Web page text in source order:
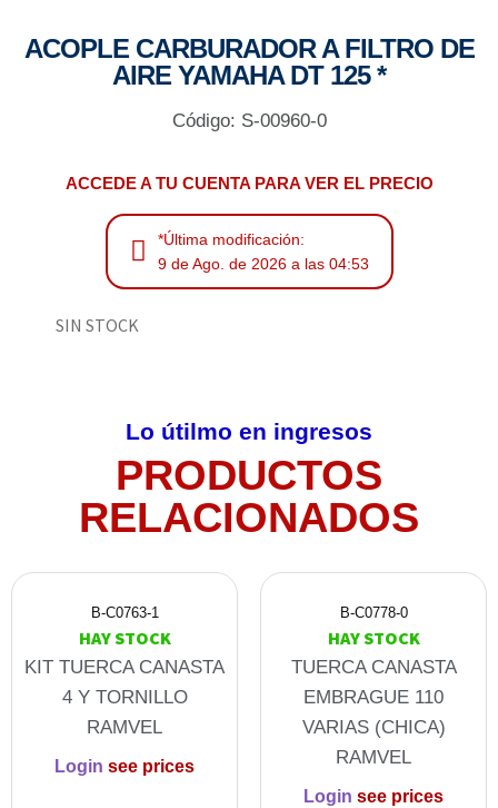
ACOPLE CARBURADOR A FILTRO DE
AIRE YAMAHA DT 125 *
Código: S-00960-0
ACCEDE A TU CUENTA PARA VER EL PRECIO
*Última modificación:
9 de Ago. de 2026 a las 04:53
SIN STOCK
Lo útilmo en ingresos
PRODUCTOS
RELACIONADOS
B-C0763-1
HAY STOCK
KIT TUERCA CANASTA
4 Y TORNILLO
RAMVEL
Login see prices
B-C0778-0
HAY STOCK
TUERCA CANASTA
EMBRAGUE 110
VARIAS (CHICA)
RAMVEL
Login see prices